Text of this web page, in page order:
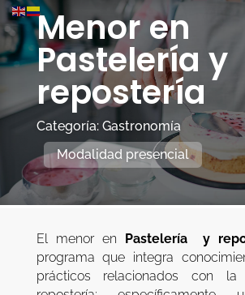
Menor en
Pastelería y
repostería
Categoría: Gastronomía
Modalidad presencial
El menor en Pastelería y
programa que integra
prácticos relacionados con